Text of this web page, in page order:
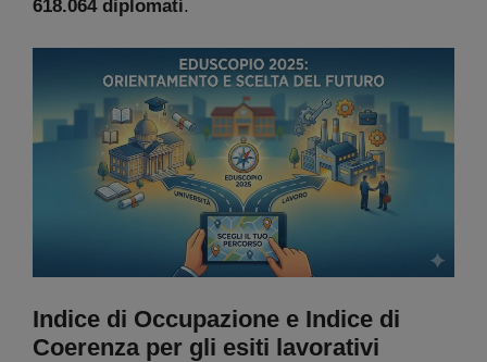
618.064 diplomati.
Indice di Occupazione e Indice di
Coerenza per gli esiti lavorativi